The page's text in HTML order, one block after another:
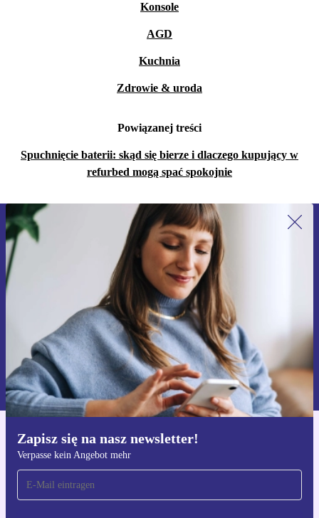
Konsole
AGD
Kuchnia
Zdrowie & uroda
Powiązanej treści
Spuchnięcie baterii: skąd się bierze i dlaczego kupujący w
refurbed mogą spać spokojnie
Zapisz się na nasz newsletter!
Verpasse kein Angebot mehr
Zapisz się na nasz newsletter!
Nie przegap żadnej oferty.
Zarejestruj się
Informacje na temat używania danych osobowych znajdują się w
naszej
Polityce prywatności
Pobierz aplikację refurbed
Dla iOS i Android